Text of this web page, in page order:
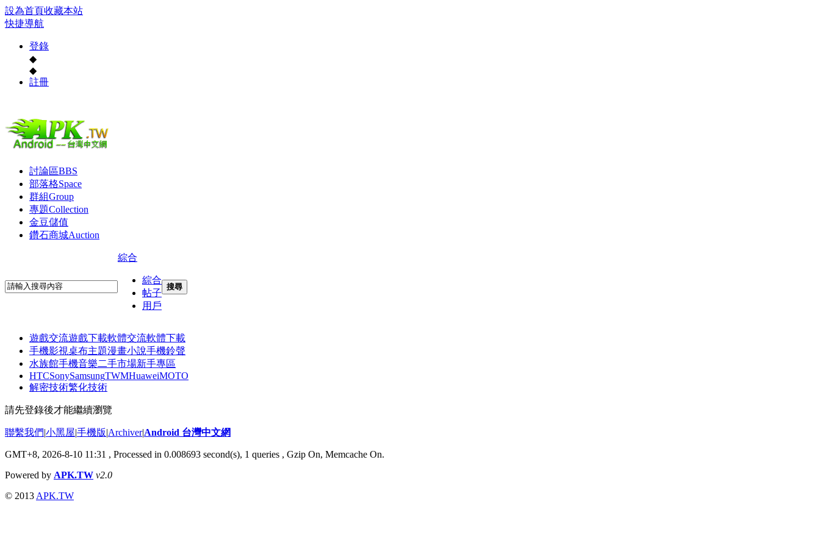
設為首頁收藏本站
快捷導航
登錄
◆
◆
註冊
討論區BBS
部落格Space
群組Group
專題Collection
金豆儲值
鑽石商城Auction
綜合
綜合
帖子
用戶
搜尋
遊戲交流遊戲下載軟體交流軟體下載
手機影視桌布主題漫畫小說手機鈴聲
水族館手機音樂二手市場新手專區
HTCSonySamsungTWMHuaweiMOTO
解密技術繁化技術
請先登錄後才能繼續瀏覽
聯繫我們|小黑屋|手機版|Archiver|Android 台灣中文網
GMT+8, 2026-8-10 11:31 , Processed in 0.008693 second(s), 1 queries , Gzip On, Memcache On.
Powered by APK.TW v2.0
© 2013 APK.TW